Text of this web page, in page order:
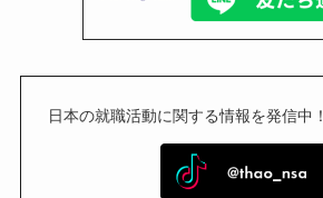
日本の就職活動に関する情報を発信中！